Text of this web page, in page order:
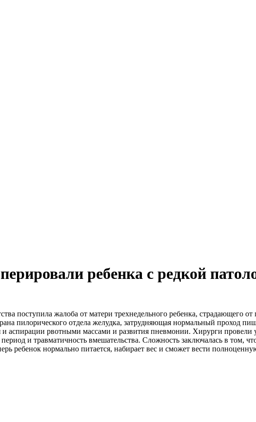
ребенка с редкой
поступила жалоба от матери трехнедельного ребенка, страдающего
пилорического отдела желудка, затрудняющая нормальный проход
аспирации рвотными массами и развития пневмонии. Хирурги провели
и травматичность вмешательства. Сложность заключалась в том,
ребенок нормально питается, набирает вес и сможет вести